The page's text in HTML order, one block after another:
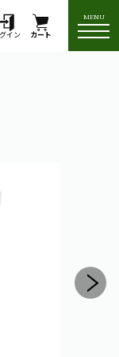
イン カート
MENU